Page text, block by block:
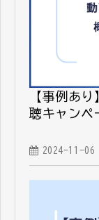
【事例あ
聴キャンペ
2024-11-06